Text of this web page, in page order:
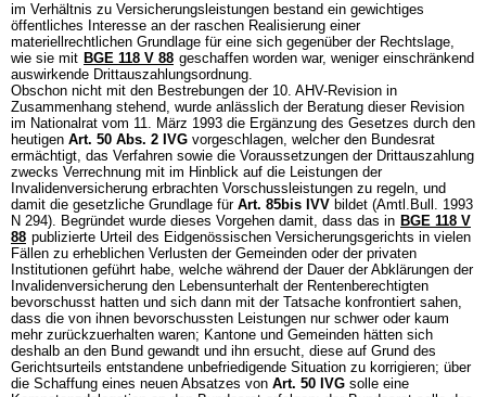
im Verhältnis zu Versicherungsleistungen bestand ein gewichtiges
öffentliches Interesse an der raschen Realisierung einer
materiellrechtlichen Grundlage für eine sich gegenüber der Rechtslage,
wie sie mit BGE 118 V 88 geschaffen worden war, weniger einschränkend
auswirkende Drittauszahlungsordnung.
Obschon nicht mit den Bestrebungen der 10. AHV-Revision in
Zusammenhang stehend, wurde anlässlich der Beratung dieser Revision
im Nationalrat vom 11. März 1993 die Ergänzung des Gesetzes durch den
heutigen Art. 50 Abs. 2 IVG vorgeschlagen, welcher den Bundesrat
ermächtigt, das Verfahren sowie die Voraussetzungen der Drittauszahlung
zwecks Verrechnung mit im Hinblick auf die Leistungen der
Invalidenversicherung erbrachten Vorschussleistungen zu regeln, und
damit die gesetzliche Grundlage für Art. 85bis IVV bildet (Amtl.Bull. 1993
N 294). Begründet wurde dieses Vorgehen damit, dass das in BGE 118 V
88 publizierte Urteil des Eidgenössischen Versicherungsgerichts in vielen
Fällen zu erheblichen Verlusten der Gemeinden oder der privaten
Institutionen geführt habe, welche während der Dauer der Abklärungen der
Invalidenversicherung den Lebensunterhalt der Rentenberechtigten
bevorschusst hatten und sich dann mit der Tatsache konfrontiert sahen,
dass die von ihnen bevorschussten Leistungen nur schwer oder kaum
mehr zurückzuerhalten waren; Kantone und Gemeinden hätten sich
deshalb an den Bund gewandt und ihn ersucht, diese auf Grund des
Gerichtsurteils entstandene unbefriedigende Situation zu korrigieren; über
die Schaffung eines neuen Absatzes von Art. 50 IVG solle eine